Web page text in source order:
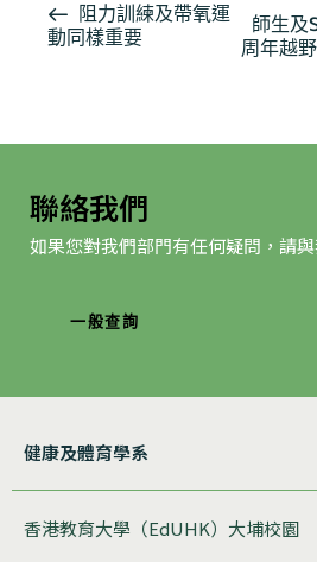
活
動
阻力訓練及帶氧運
動同樣重要
師生及
周年越
聯絡我們
如果您對我們部門有任何疑問，請與
一般查詢
健康及體育學系
香港教育大學（EdUHK）大埔校園